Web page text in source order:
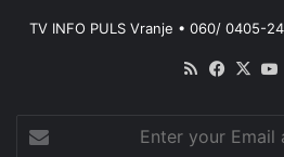
TV INFO PULS Vranje • 060/ 0405-
RSS X
your